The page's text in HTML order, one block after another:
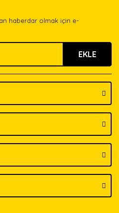
bilgiler bulunuyor.
daha pahalı.
olmalı.
haberdar olmak için e-
EKLE